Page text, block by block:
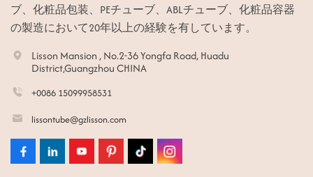
ブ、化粧品包装、PEチューブ、ABLチューブ、化粧品容器
の製造において20年以上の経験を有しています。
Lisson Mansion , No.2-36 Yongfa Road, Huadu
District,Guangzhou CHINA
+0086 15099958531
lissontube@gzlisson.com